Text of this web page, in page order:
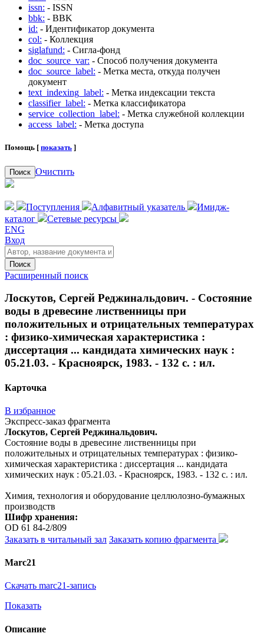
issn: - ISSN
bbk: - BBK
id: - Идентификатор документа
col: - Коллекция
siglafund: - Сигла-фонд
doc_source_var: - Способ получения документа
doc_source_label: - Метка места, откуда получен
документ
text_indexing_label: - Метка индексации текста
classifier_label: - Метка классификатора
service_collection_label: - Метка служебной коллекции
access_label: - Метка доступа
Помощь [ показать ]
Поиск Очистить
Поступления Алфавитный указатель
Имидж-
каталог
Сетевые ресурсы
ENG
Вход
Поиск
Расширенный поиск
Лоскутов, Сергей Реджинальдович. - Состояние
воды в древесине лиственницы при
положительных и отрицательных температурах
: физико-химическая характеристика :
диссертация ... кандидата химических наук :
05.21.03. - Красноярск, 1983. - 132 с. : ил.
Карточка
В избранное
Экспресс-заказ фрагмента
Лоскутов, Сергей Реджинальдович.
Состояние воды в древесине лиственницы при
положительных и отрицательных температурах : физико-
химическая характеристика : диссертация ... кандидата
химических наук : 05.21.03. - Красноярск, 1983. - 132 с. : ил.
Химия, технология и оборудование целлюлозно-бумажных
производств
Шифр хранения:
OD 61 84-2/809
Заказать в читальный зал Заказать копию фрагмента
Marc21
Скачать marc21-запись
Показать
Описание